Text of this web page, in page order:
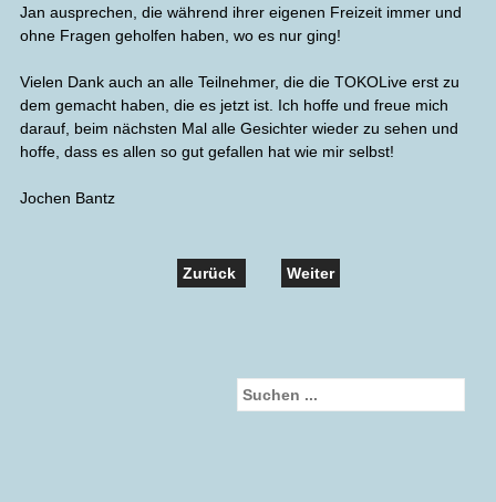
Jan ausprechen, die während ihrer eigenen Freizeit immer und
ohne Fragen geholfen haben, wo es nur ging!
Vielen Dank auch an alle Teilnehmer, die die TOKOLive erst zu
dem gemacht haben, die es jetzt ist. Ich hoffe und freue mich
darauf, beim nächsten Mal alle Gesichter wieder zu sehen und
hoffe, dass es allen so gut gefallen hat wie mir selbst!
Jochen Bantz
Zurück Weiter